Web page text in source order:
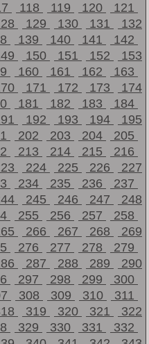
118 119 120
121
129 130 131
132
139 140 141
142
150 151 152
153
160 161 162
163
171 172 173
174
181 182 183
184
192 193 194
195
202 203 204
205
213 214 215
216
224 225 226
227
234 235 236
237
245 246 247
248
255 256 257
258
266 267 268
269
276 277 278
279
287 288 289
290
297 298 299
300
308 309 310
311
319 320 321
322
329 330 331
332